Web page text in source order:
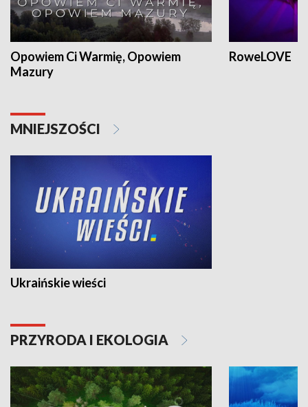
Opowiem Ci Warmię, Opowiem
Mazury
RoweLOVE
MNIEJSZOŚCI
Ukraińskie wieści
PRZYRODA I EKOLOGIA